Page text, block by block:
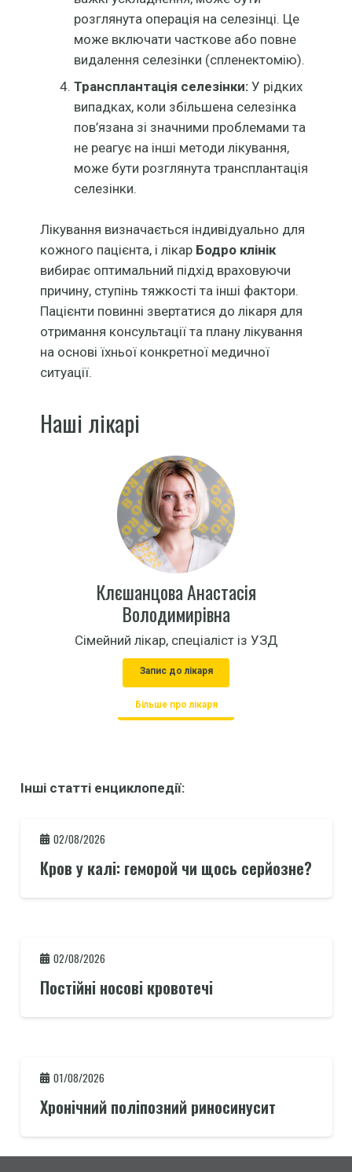
розглянута операція на селезінці. Це
може включати часткове або повне
видалення селезінки (спленектомію).
Трансплантація селезінки:У рідких
випадках, коли збільшена селезінка
пов’язана зі значними проблемами та
не реагує на інші методи лікування,
може бути розглянута трансплантація
селезінки.
Лікування визначається індивідуально для
кожного пацієнта, і лікар Бодро клінік
вибирає оптимальний підхід враховуючи
причину, ступінь тяжкості та інші фактори.
Пацієнти повинні звертатися до лікаря для
отримання консультації та плану лікування
на основі їхньої конкретної медичної
ситуації.
Наші лікарі
Клєшанцова Анастасія
Володимирівна
Сімейний лікар, спеціаліст із УЗД
Запис до лікаря
Більше про лікаря
Інші статті енциклопедії:
02/08/2026
Кров у калі: геморой чи щось серйозне?
02/08/2026
Постійні носові кровотечі
01/08/2026
Хронічний поліпозний риносинусит